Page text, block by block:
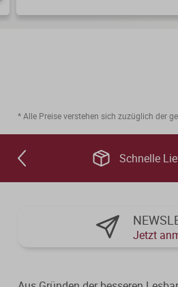
* Alle Preise verstehen sich zuzüglich der
Schnelle
Jetzt